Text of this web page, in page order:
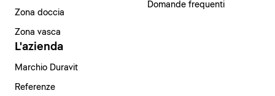
Zona doccia
Zona vasca
Domande frequenti
L'azienda
Marchio Duravit
Referenze